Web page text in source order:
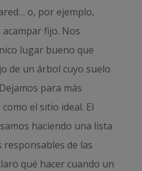
o, por ejemplo,
fijo. Nos
lugar bueno que
de un árbol cuyo suelo
para más
el sitio ideal. El
haciendo una lista
responsables de las
qué hacer cuando un